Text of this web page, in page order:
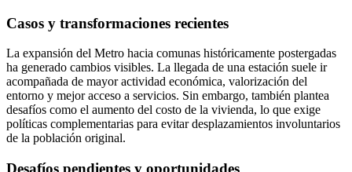
Casos y transformaciones recientes
La expansión del Metro hacia comunas históricamente postergadas
ha generado cambios visibles. La llegada de una estación suele ir
acompañada de mayor actividad económica, valorización del
entorno y mejor acceso a servicios. Sin embargo, también plantea
desafíos como el aumento del costo de la vivienda, lo que exige
políticas complementarias para evitar desplazamientos involuntarios
de la población original.
Desafíos pendientes y oportunidades